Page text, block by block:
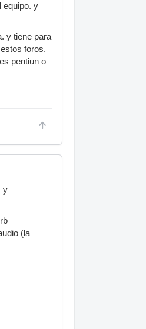
equipo. y
y tiene para
foros.
pentiun o
y
(la